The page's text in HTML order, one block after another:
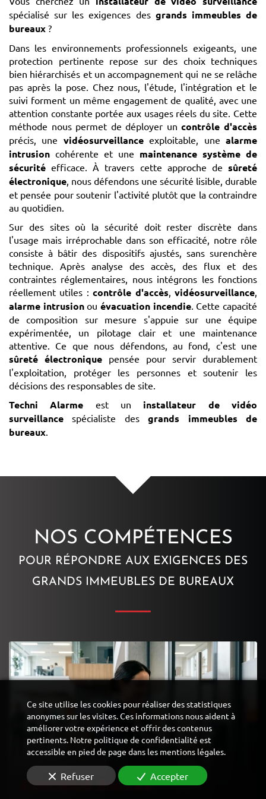
spécialisé sur les exigences des grands immeubles de
bureaux ?
Dans les environnements professionnels exigeants, une
protection pertinente repose sur des choix techniques
bien hiérarchisés et un accompagnement qui ne se relâche
pas après la pose. Chez nous, l'étude, l'intégration et le
suivi forment un même engagement de qualité, avec une
attention constante portée aux usages réels du site. Cette
méthode nous permet de déployer uncontrôle d'accès
précis, une vidéosurveillanceexploitable, unealarme
intrusion cohérente et une maintenance système de
sécurité efficace. À travers cette approche de sûreté
électronique, nous défendons une sécurité lisible, durable
et pensée pour soutenir l'activité plutôt que la contraindre
au quotidien.
Sur des sites où la sécurité doit rester discrète dans
l'usage mais irréprochable dans son efficacité, notre rôle
consiste à bâtir des dispositifs ajustés, sans surenchère
technique. Après analyse des accès, des flux et des
contraintes réglementaires, nous intégrons les fonctions
réellement utiles :contrôle d'accès,vidéosurveillance,
alarme intrusionouévacuation incendie. Cette capacité
de composition sur mesure s'appuie sur une équipe
expérimentée, un pilotage clair et une maintenance
attentive. Ce que nous défendons, au fond, c'est une
sûreté électronique pensée pour servir durablement
l'exploitation, protéger les personnes et soutenir les
décisions des responsables de site.
Techni Alarme est un installateur de vidéo
surveillance spécialiste desgrands immeubles de
bureaux.
NOS COMPÉTENCES
POUR RÉPONDRE AUX EXIGENCES DES
GRANDS IMMEUBLES DE BUREAUX
CONTRÔLE D'ACCÈS
Ce site utilise les cookies pour réaliser des statistiques
anonymes sur les visites. Ces informations nous aident à
améliorer votre expérience et offrir des contenus
pertinents. Notre politique de confidentialité est
accessible en pied de page dans les mentions légales.
Refuser Accepter